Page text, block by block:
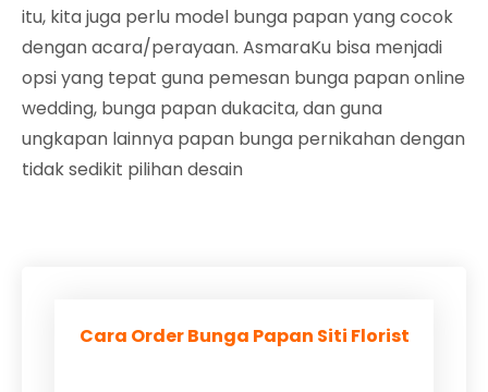
itu, kita juga perlu model bunga papan yang cocok
dengan acara/perayaan. AsmaraKu bisa menjadi
opsi yang tepat guna pemesan bunga papan online
wedding, bunga papan dukacita, dan guna
ungkapan lainnya papan bunga pernikahan dengan
tidak sedikit pilihan desain
Cara Order Bunga Papan Siti Florist